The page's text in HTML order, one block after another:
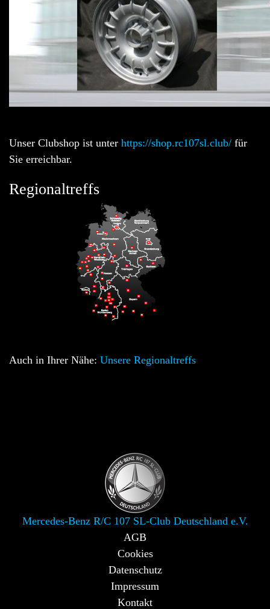
Unser Clubshop ist unter https://shop.rc107sl.club/ für
Sie erreichbar.
Regionaltreffs
Auch in Ihrer Nähe: Unsere Regionaltreffs
Mercedes-Benz R/C 107 SL-Club Deutschland e.V.
AGB
Cookies
Datenschutz
Impressum
Kontakt